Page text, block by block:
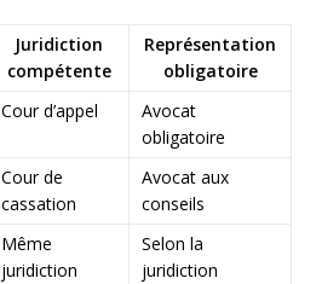
Juridiction
compétente
Représentation
obligatoire
Cour d’appel
Avocat
obligatoire
Cour de
cassation
Avocat aux
conseils
Même
juridiction
Selon la
juridiction